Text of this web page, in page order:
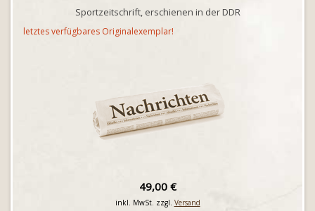
Sportzeitschrift, erschienen in der DDR
letztes verfügbares Originalexemplar!
49,00 €
inkl. MwSt. zzgl. Versand